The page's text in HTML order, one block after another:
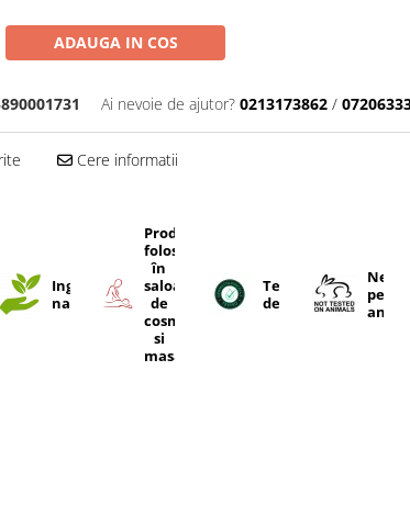
ADAUGA IN COS
Ai nevoie de ajutor? 0213173862 /
Cere informatii
Ingrediente
naturale
Produse
folosite
în
saloanele
de
cosmetică
si
masaj
Testat
dermatologic
pe